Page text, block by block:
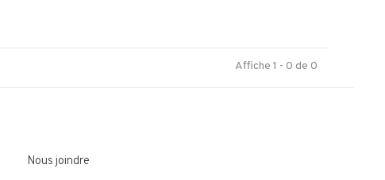
Affiche 1 - 0 de 0
Nous joindre